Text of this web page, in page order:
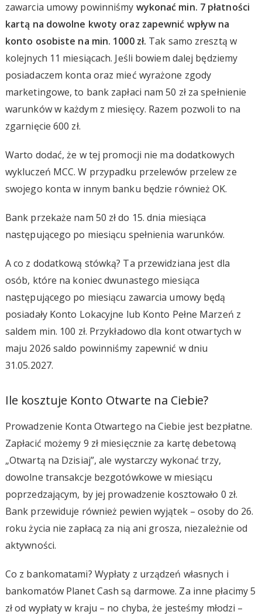
zawarcia umowy powinniśmy wykonać min. 7 płatności
kartą na dowolne kwoty oraz zapewnić wpływ na
konto osobiste na min. 1000 zł. Tak samo zresztą w
kolejnych 11 miesiącach. Jeśli bowiem dalej będziemy
posiadaczem konta oraz mieć wyrażone zgody
marketingowe, to bank zapłaci nam 50 zł za spełnienie
warunków w każdym z miesięcy. Razem pozwoli to na
zgarnięcie 600 zł.
Warto dodać, że w tej promocji nie ma dodatkowych
wykluczeń MCC. W przypadku przelewów przelew ze
swojego konta w innym banku będzie również OK.
Bank przekaże nam 50 zł do 15. dnia miesiąca
następującego po miesiącu spełnienia warunków.
A co z dodatkową stówką? Ta przewidziana jest dla
osób, które na koniec dwunastego miesiąca
następującego po miesiącu zawarcia umowy będą
posiadały Konto Lokacyjne lub Konto Pełne Marzeń z
saldem min. 100 zł. Przykładowo dla kont otwartych w
maju 2026 saldo powinniśmy zapewnić w dniu
31.05.2027.
Ile kosztuje Konto Otwarte na Ciebie?
Prowadzenie Konta Otwartego na Ciebie jest bezpłatne.
Zapłacić możemy 9 zł miesięcznie za kartę debetową
„Otwartą na Dzisiaj”, ale wystarczy wykonać trzy,
dowolne transakcje bezgotówkowe w miesiącu
poprzedzającym, by jej prowadzenie kosztowało 0 zł.
Bank przewiduje również pewien wyjątek – osoby do 26.
roku życia nie zapłacą za nią ani grosza, niezależnie od
aktywności.
Co z bankomatami? Wypłaty z urządzeń własnych i
bankomatów Planet Cash są darmowe. Za inne płacimy 5
zł od wypłaty w kraju – no chyba, że jesteśmy młodzi –